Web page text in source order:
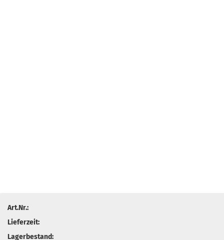
Art.Nr.:
Lieferzeit:
Lagerbestand: